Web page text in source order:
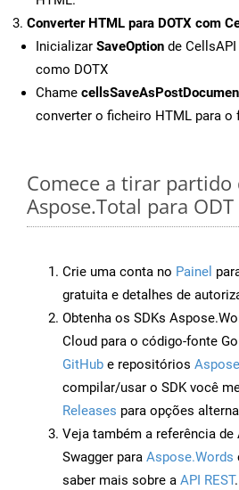
Converter HTML para DOTX com
Inicializar SaveOption de
como DOTX
Chame
converter o ficheiro HTML para o
Comece a tirar partido
Aspose.Total para
Crie uma conta no Painel
gratuita e detalhes de
Obtenha os SDKs
Cloud para o código-fonte
GitHub e repositórios
compilar/usar o SDK você
Releases para opções
Veja também a referência de
Swagger para Aspose.Words
saber mais sobre a API REST.